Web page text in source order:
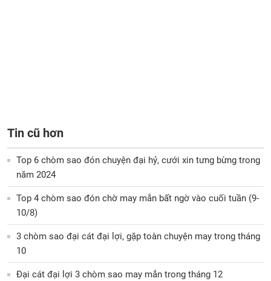
Tin cũ hơn
Top 6 chòm sao đón chuyện đại hỷ, cưới xin tưng bừng trong
năm 2024
Top 4 chòm sao đón chờ may mắn bất ngờ vào cuối tuần (9-
10/8)
3 chòm sao đại cát đại lợi, gặp toàn chuyện may trong tháng
10
Đại cát đại lợi 3 chòm sao may mắn trong tháng 12